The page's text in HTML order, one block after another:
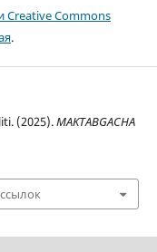
Creative Commons
.
(2025).MAKTABGACHA